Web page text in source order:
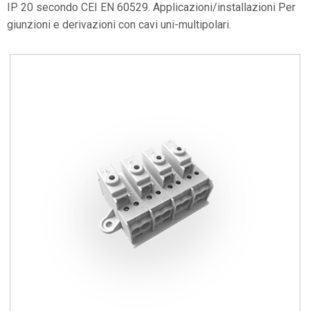
IP 20 secondo CEI EN 60529. Applicazioni/installazioni Per
giunzioni e derivazioni con cavi uni-multipolari.